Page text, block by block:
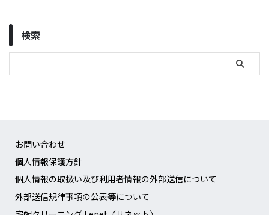
検索
お問い合わせ
個人情報保護方針
個人情報の取扱い及び利用者情報の外部送信について
外部送信規律事項の公表等について